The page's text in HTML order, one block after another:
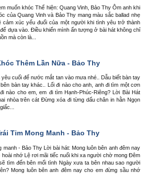
muốn khóc Thể hiện: Quang Vinh, Bảo Thy Ôm anh khi
của Quang Vinh và Bảo Thy mang màu sắc ballad nhẹ
cảm xúc yếu đuối của một người khi tình yêu trở thành
dựa vào. Điều khiến mình ấn tượng ở bài hát không chỉ
mà còn là...
Thêm Lần Nữa - Bảo Thy
yêu cuối để nước mắt tan vào mưa nhé.. Dẫu biết bàn tay
bàn tay khác.. Lối đi nào cho anh, anh đi tìm một cơn
nào cho em, em đi tìm Hạnh-Phúc-Riêng? Lời Bài Hát
nhòa trên cát Đừng xóa đi từng dấu chân in hằn Ngọn
Tim Mong Manh - Bảo Thy
manh - Bảo Thy Lời bài hát: Mong luôn bên anh đêm nay
hoài nhớ Lệ rơi mãi tiếc nuối khi xa người chờ mong Đêm
tìm đến bên mối tình Ngày xưa ta bên nhau sao người
Mong luôn bên anh đêm nay cho em đừng sầu nhớ